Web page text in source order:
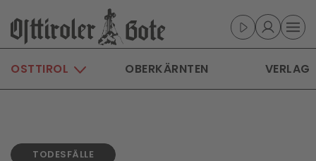
Skip to main content
OSTTIROL OBERKÄRNTEN VERLAG
TODESFÄLLE